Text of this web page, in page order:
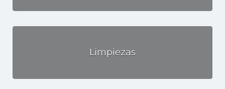
Limpiezas